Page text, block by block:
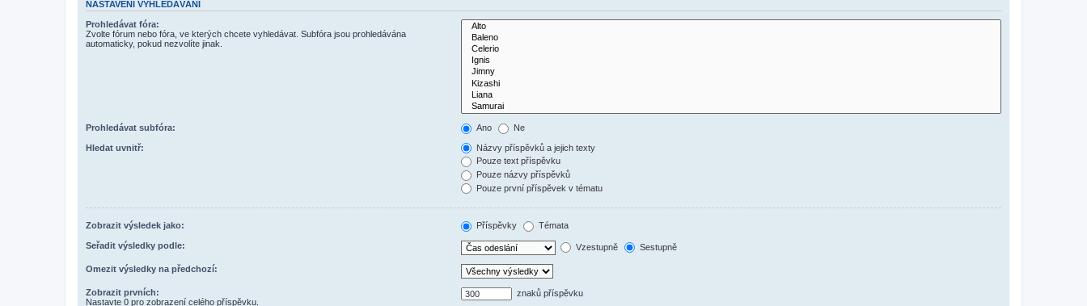
NASTAVENÍ VYHLEDÁVÁNÍ
Prohledávat fóra:
Zvolte fórum nebo fóra, ve kterých chcete vyhledávat. Subfóra jsou prohledávána
automaticky, pokud nezvolíte jinak.
Prohledávat subfóra: Ano Ne
Hledat uvnitř:
Názvy příspěvků a jejich texty
Pouze text příspěvku
Pouze názvy příspěvků
Pouze první příspěvek v tématu
Zobrazit výsledek jako: Příspěvky Témata
Seřadit výsledky podle: Vzestupně Sestupně
Omezit výsledky na předchozí:
Zobrazit prvních:
Nastavte 0 pro zobrazení celého příspěvku.
znaků příspěvku